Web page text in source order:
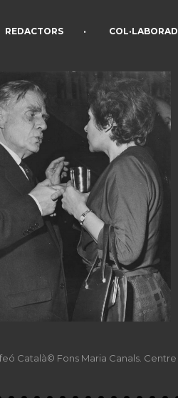
REDACTORS •
Català© Fons Maria Canals.